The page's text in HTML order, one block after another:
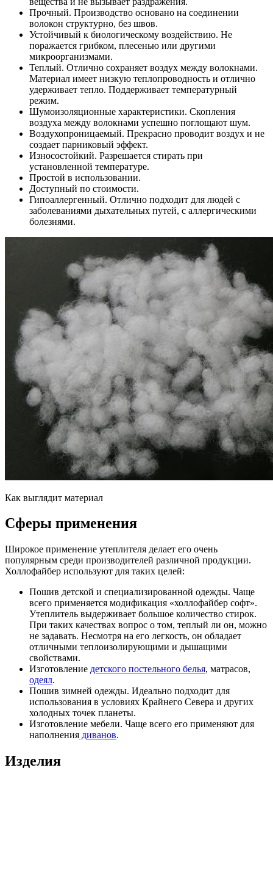
Прочный. Производство основано на соединении
волокон структурно, без швов.
Устойчивый к биологическому воздействию. Не
поражается грибком, плесенью или другими
микроорганизмами.
Теплый. Отлично сохраняет воздух между волокнами.
Материал имеет низкую теплопроводность и отлично
удерживает тепло. Поддерживает температурный
режим.
Шумоизоляционные характеристики. Скопления
воздуха между волокнами успешно поглощают шум.
Воздухопроницаемый. Прекрасно проводит воздух и не
создает парниковый эффект.
Износостойкий. Разрешается стирать при
установленной температуре.
Простой в использовании.
Доступный по стоимости.
Гипоаллергенный. Отлично подходит для людей с
заболеваниями дыхательных путей, с аллергическими
болезнями.
Как выглядит материал
Сферы применения
Широкое применение утеплителя делает его очень
популярным среди производителей различной продукции.
Холлофайбер используют для таких целей:
Пошив детской и специализированной одежды. Чаще
всего применяется модификация «холлофайбер софт».
Утеплитель выдерживает большое количество стирок.
При таких качествах вопрос о том, теплый ли он, можно
не задавать. Несмотря на его легкость, он обладает
отличными теплоизолирующими и дышащими
свойствами.
Изготовление детского постельного белья, матрасов,
одеял.
Пошив зимней одежды. Идеально подходит для
использования в условиях Крайнего Севера и других
холодных точек планеты.
Изготовление мебели. Чаще всего его применяют для
наполнения диванов.
Изделия